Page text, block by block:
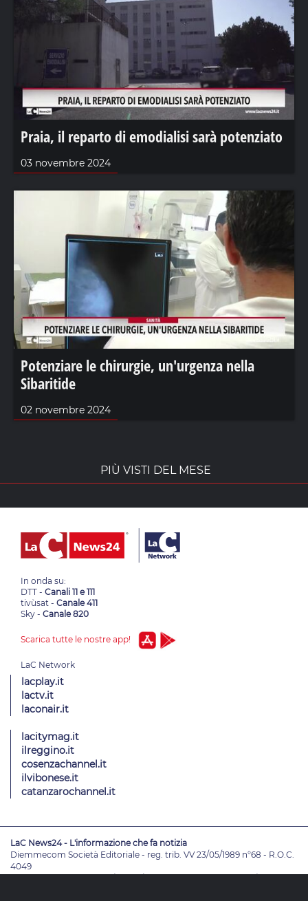
Praia, il reparto di emodialisi sarà potenziato
03 novembre 2024
Potenziare le chirurgie, un'urgenza nella
Sibaritide
02 novembre 2024
PIÙ VISTI DEL MESE
In onda su:
DTT - Canali 11 e 111
tivùsat - Canale 411
Sky - Canale 820
Scarica tutte le nostre app!
lacplay.it
lactv.it
laconair.it
lacitymag.it
ilreggino.it
cosenzachannel.it
ilvibonese.it
catanzarochannel.it
LaC News24 - L'informazione che fa notizia
Diemmecom Società Editoriale - reg. trib. VV 23/05/1989 n°68 - R.O.C.
4049
Direttore ResponsabileAlessandro Russo- VicedirettoriEnrico De